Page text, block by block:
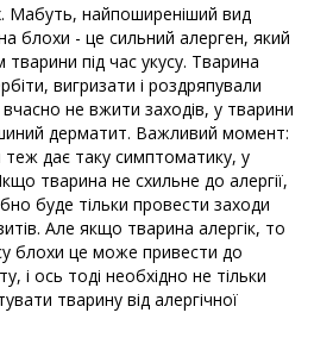
Мабуть, найпоширеніший вид
блохи - це сильний алерген, який
тварини під час укусу. Тварина
вигризати і роздряпували
не вжити заходів, у тварини
дерматит. Важливий момент:
теж дає таку симптоматику, у
тварина не схильне до алергії,
буде тільки провести заходи
Але якщо тварина алергік, то
блохи це може привести до
і ось тоді необхідно не тільки
тварину від алергічної